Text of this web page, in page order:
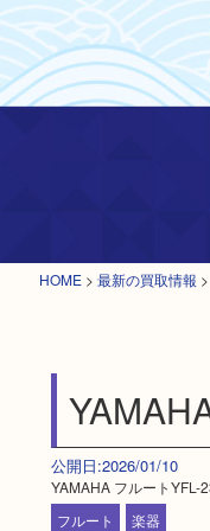
HOME > 最新の買取情報 >
公開日:2026/01/10
YAMAHA フルートYFL-
フルート
楽器